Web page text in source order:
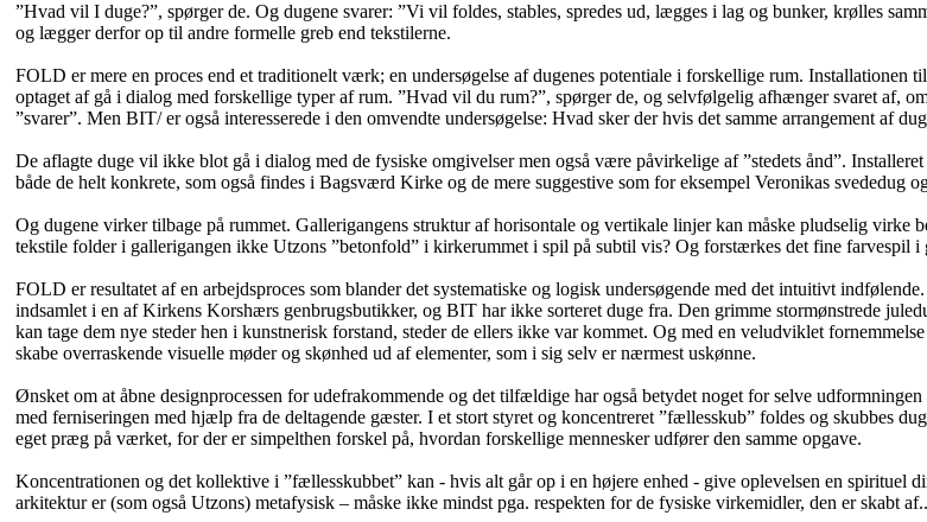
”Hvad vil I duge?”, spørger de. Og dugene svarer: ”Vi vil foldes, stables, spredes ud, lægges i lag og bunker, krølles
og lægger derfor op til andre formelle greb end tekstilerne.
FOLD er mere en proces end et traditionelt værk; en undersøgelse af dugenes potentiale i forskellige rum.
optaget af gå i dialog med forskellige typer af rum. ”Hvad vil du rum?”, spørger de, og selvfølgelig afhænger svaret af,
”svarer”. Men BIT/ er også interesserede i den omvendte undersøgelse: Hvad sker der hvis det samme arrangement af
De aflagte duge vil ikke blot gå i dialog med de fysiske omgivelser men også være påvirkelige af ”stedets ånd”.
både de helt konkrete, som også findes i Bagsværd Kirke og de mere suggestive som for eksempel Veronikas svededug
Og dugene virker tilbage på rummet. Gallerigangens struktur af horisontale og vertikale linjer kan måske pludselig
tekstile folder i gallerigangen ikke Utzons ”betonfold” i kirkerummet i spil på subtil vis? Og forstærkes det fine farvespil
FOLD er resultatet af en arbejdsproces som blander det systematiske og logisk undersøgende med det intuitivt
indsamlet i en af Kirkens Korshærs genbrugsbutikker, og BIT har ikke sorteret duge fra. Den grimme stormønstrede
kan tage dem nye steder hen i kunstnerisk forstand, steder de ellers ikke var kommet. Og med en veludviklet
skabe overraskende visuelle møder og skønhed ud af elementer, som i sig selv er nærmest uskønne.
Ønsket om at åbne designprocessen for udefrakommende og det tilfældige har også betydet noget for selve
med ferniseringen med hjælp fra de deltagende gæster. I et stort styret og koncentreret ”fællesskub” foldes og skubbes
eget præg på værket, for der er simpelthen forskel på, hvordan forskellige mennesker udfører den samme opgave.
Koncentrationen og det kollektive i ”fællesskubbet” kan - hvis alt går op i en højere enhed - give oplevelsen en
arkitektur er (som også Utzons) metafysisk – måske ikke mindst pga. respekten for de fysiske virkemidler, den er skabt